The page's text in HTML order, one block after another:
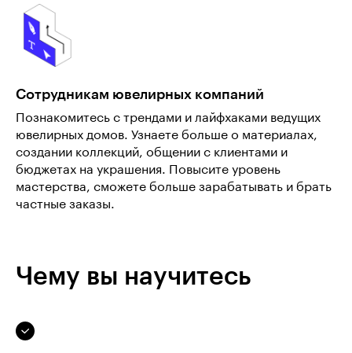
Сотрудникам ювелирных компаний
Познакомитесь с трендами и лайфхаками ведущих
ювелирных домов. Узнаете больше о материалах,
создании коллекций, общении с клиентами и
бюджетах на украшения. Повысите уровень
мастерства, сможете больше зарабатывать и брать
частные заказы.
Чему вы научитесь